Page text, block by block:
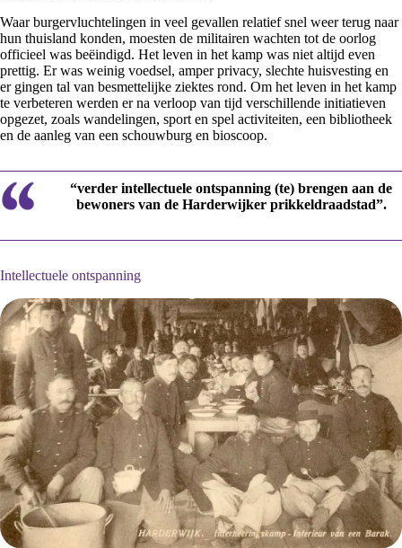
Waar burgervluchtelingen in veel gevallen relatief snel weer terug naar
hun thuisland konden, moesten de militairen wachten tot de oorlog
officieel was beëindigd. Het leven in het kamp was niet altijd even
prettig. Er was weinig voedsel, amper privacy, slechte huisvesting en
er gingen tal van besmettelijke ziektes rond. Om het leven in het kamp
te verbeteren werden er na verloop van tijd verschillende initiatieven
opgezet, zoals wandelingen, sport en spel activiteiten, een bibliotheek
en de aanleg van een schouwburg en bioscoop.
“verder intellectuele ontspanning (te) brengen aan de
bewoners van de Harderwijker prikkeldraadstad”.
Intellectuele ontspanning